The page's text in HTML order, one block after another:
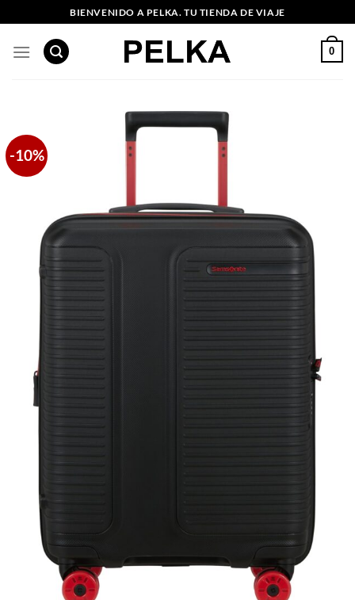
al
contenido
BIENVENIDO A PELKA. TU TIENDA DE VIAJE
0
-10%